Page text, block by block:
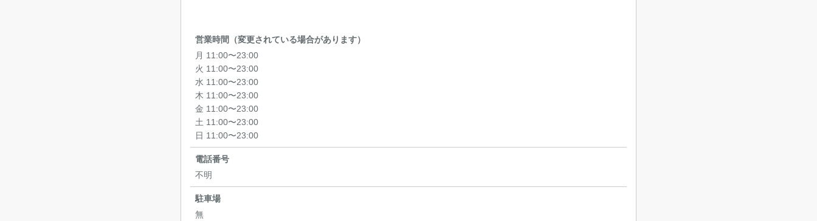
営業時間（変更されている場合があります）
月 11:00〜23:00
火 11:00〜23:00
水 11:00〜23:00
木 11:00〜23:00
金 11:00〜23:00
土 11:00〜23:00
日 11:00〜23:00
電話番号
不明
駐車場
無